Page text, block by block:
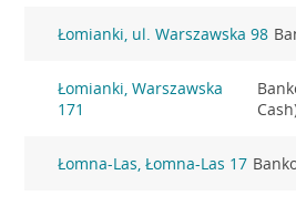
Łomianki, ul. Warszawska 98
Łomianki, Warszawska
171
Łomna-Las, Łomna-Las 17